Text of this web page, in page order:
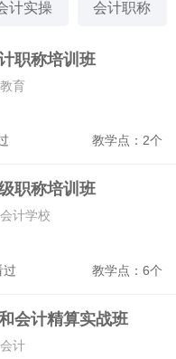
计实操 会计职称
CFRM
职称培训班
教学点：2个
育
职称培训班
过 教学点：6个
计学校
会计精算实战班
计